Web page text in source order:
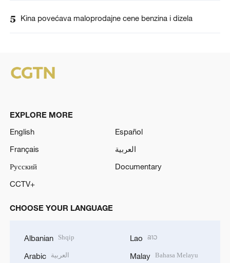
5 Kina povećava maloprodajne cene benzina i dizela
EXPLORE MORE
English
Español
Français
العربية
Русский
Documentary
CCTV+
CHOOSE YOUR LANGUAGE
Albanian Shqip
Arabic العربية
Lao ລາວ
Malay Bahasa Melayu